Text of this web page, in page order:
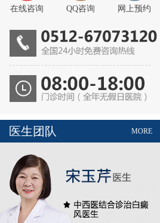
在线咨询 QQ咨询 网上预约
MORE
医生团队